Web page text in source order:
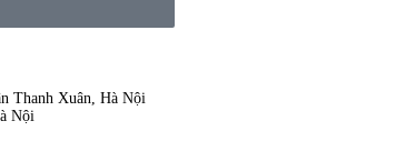
Thanh Xuân, Hà Nội
Nội